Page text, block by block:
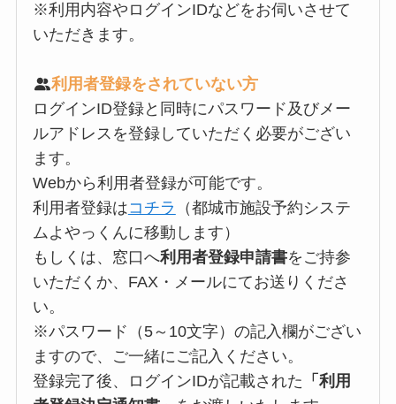
※利用内容やログインIDなどをお伺いさせて
いただきます。
利用者登録をされていない方
ログインID登録と同時にパスワード及びメー
ルアドレスを登録していただく必要がござい
ます。
Webから利用者登録が可能です。
利用者登録はコチラ
（都城市施設予約システ
ムよやっくんに移動します）
もしくは、窓口へ利用者登録申請書をご持参
いただくか、FAX・メールにてお送りくださ
い。
※パスワード（5～10文字）の記入欄がござい
ますので、ご一緒にご記入ください。
登録完了後、ログインIDが記載された 「利用